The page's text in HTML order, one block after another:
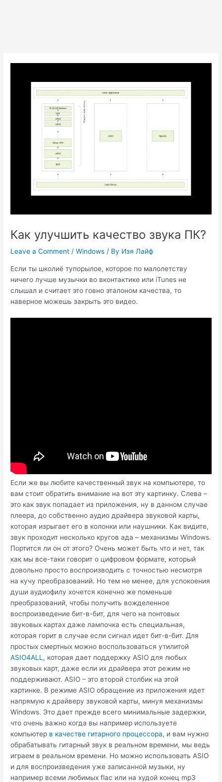
Как улучшить качество звука ПК?
Leave a Comment /Windows / By Изя Лайф
Если ты школиё тупорылое, которое по малолетству
ничего лучше музычки во вконтактике или iTunes не
слышал и считает это говно эталоном качества, то
наверное можешь закрыть это видео.
Если же вы любите качественный звук на компьютере, то
вам стоит обратить внимание на вот эту картинку. Слева –
это как звук попадает из приложения, ну в данном случае
плеера, до собственно аудио драйвера звуковой карты,
которая изрыгает его в колонки или наушники. Как видите,
звук проходит несколько кругов ада – механизмы Windows.
Портится ли он от этого? Очень может быть что и нет, так
как мы все-таки говорит о цифровом формате, который
довольно просто воспроизводить с точностью несмотря
на кучу преобразований. Но тем не менее, для успокоения
души аудиофилу хочется конечно же поменьше
преобразований, чтобы получить вожделенное
воспроизведение бит-в-бит, для чего на понтовых
звуковых картах даже лампочка есть специальная,
которая горит в случае если сигнал идет бит-в-бит. Для
простых смертных можно воспользоваться утилитой
ASIO4ALL , которая дает поддержку ASIO для любых
звуковых карт, даже если их драйвера этот режим не
поддерживают. ASIO – это второй столбик на этой
картинке. В режиме ASIO обращение из приложения идет
напрямую к драйверу звуковой карты, минуя механизмы
Windows. Это дает прежде всего минимальные задержки,
что очень важно когда вы например используете
компьютер в качестве гитарного процессора, и вам нужно
обрабатывать гитарный звук в реальном времени, мы ведь
играем в реальном времени. Но можно использовать ASIO
и для воспроизведения уже записанной музыки, ну
например всеми любимых flac или на худой конец mp3